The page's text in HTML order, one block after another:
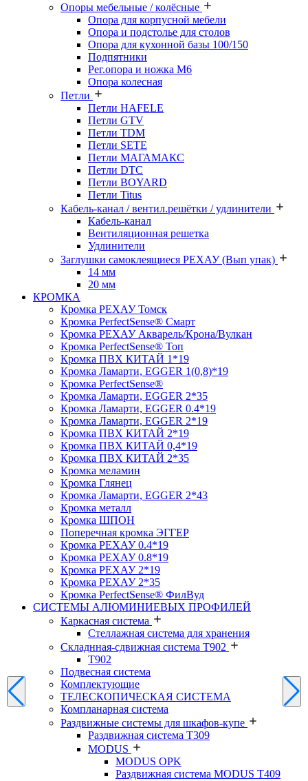
Опоры мебельные / колёсные
Опора для корпусной мебели
Опора и подстолье для столов
Опора для кухонной базы 100/150
Подпятники
Рег.опора и ножка М6
Опора колесная
Петли
Петли HAFELE
Петли GTV
Петли TDM
Петли SETE
Петли МАГАМАКС
Петли DTC
Петли BOYARD
Петли Titus
Кабель-канал / вентил.решётки / удлинители
Кабель-канал
Вентиляционная решетка
Удлинители
Заглушки самоклеящиеся РЕХАУ (Вып упак)
14 мм
20 мм
КРОМКА
Кромка PЕХАУ Томск
Кромка PerfectSense® Смарт
Кромка PЕХАУ Акварель/Крона/Вулкан
Кромка PerfectSense® Топ
Кромка ПВХ КИТАЙ 1*19
Кромка Ламарти, EGGER 1(0,8)*19
Кромка PerfectSense®
Кромка Ламарти, EGGER 2*35
Кромка Ламарти, EGGER 0.4*19
Кромка Ламарти, EGGER 2*19
Кромка ПВХ КИТАЙ 2*19
Кромка ПВХ КИТАЙ 0,4*19
Кромка ПВХ КИТАЙ 2*35
Кромка меламин
Кромка Глянец
Кромка Ламарти, EGGER 2*43
Кромка металл
Кромка ШПОН
Поперечная кромка ЭГГЕР
Кромка PЕХАУ 0.4*19
Кромка PЕХАУ 0.8*19
Кромка PЕХАУ 2*19
Кромка PЕХАУ 2*35
Кромка PerfectSense® ФилВуд
СИСТЕМЫ АЛЮМИНИЕВЫХ ПРОФИЛЕЙ
Каркасная система
Стеллажная система для хранения
Складнная-сдвижная система Т902
T902
Подвесная система
Комплектующие
ТЕЛЕСКОПИЧЕСКАЯ СИСТЕМА
Компланарная система
Раздвижные системы для шкафов-купе
Раздвижная система Т309
MODUS
MODUS OPK
Раздвижная система MODUS T409